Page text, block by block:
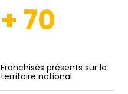
+ 70
Franchisés présents sur le
territoire national